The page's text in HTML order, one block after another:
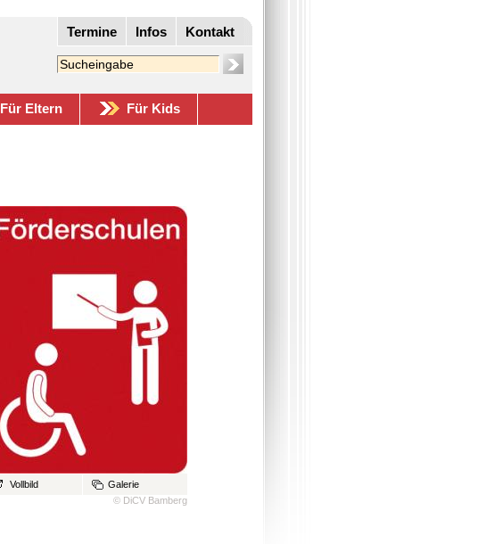
Termine Infos Kontakt
Für Eltern Für Kids
Vollbild
Galerie
© DiCV Bamberg